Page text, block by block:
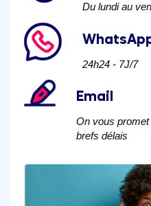
Du lundi au
24h24 - 7J/7
Email
On vous
brefs délais